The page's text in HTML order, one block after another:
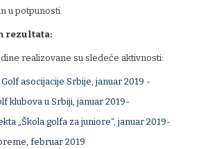
u potpunosti.
rezultata:
realizovane su sledeće aktivnosti:
asocijacije Srbije, januar 2019 -
klubova u Srbiji, januar 2019-
„Škola golfa za juniore“, januar 2019-
februar 2019